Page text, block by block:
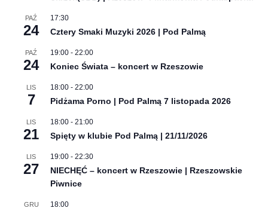
PAŹ
24
17:30
Cztery Smaki Muzyki 2026 | Pod Palmą
PAŹ
24
19:00 - 22:00
Koniec Świata – koncert w Rzeszowie
LIS
7
18:00 - 22:00
Pidżama Porno | Pod Palmą 7 listopada 2026
LIS
21
18:00 - 21:00
Spięty w klubie Pod Palmą | 21/11/2026
LIS
27
19:00 - 22:30
NIECHĘĆ – koncert w Rzeszowie | Rzeszowskie
Piwnice
GRU 18:00